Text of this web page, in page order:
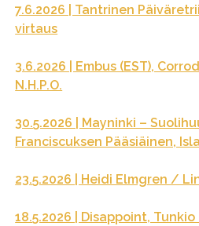
7.6.2026 | Tantrinen
virtaus
3.6.2026 | Embus (EST),
N.H.P.O.
30.5.2026 | Mayninki –
Franciscuksen Pääsiäinen, Isla
23.5.2026 | Heidi Elmgren /
18.5.2026 | Disappoint, Tunkio